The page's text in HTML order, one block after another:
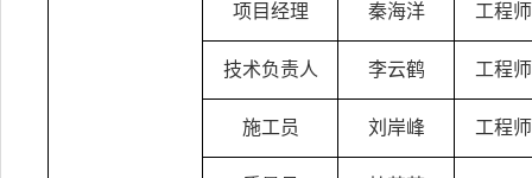
项目经理 秦海洋 工程师
技术负责人 李云鹤 工程师
施工员 刘岸峰 工程师